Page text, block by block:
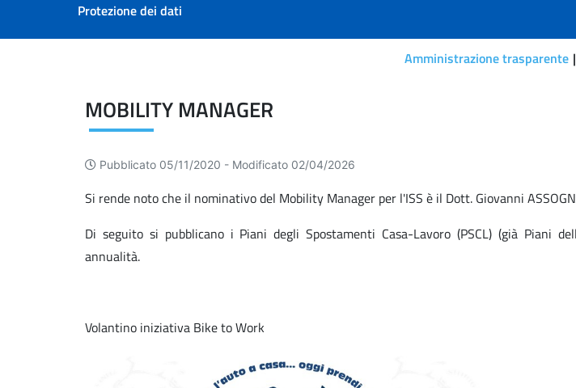
Protezione dei dati
Amministrazione trasparente
Benessere organizzativo
MOBILITY MANAGER
Pubblicato 05/11/2020 - Modificato 02/04/2026
Si rende noto che il nominativo del Mobility Manager per l'ISS è il Dott. Giovanni
Di seguito si pubblicano i Piani degli Spostamenti Casa-Lavoro (PSCL) (già Piani
annualità.
Volantino iniziativa Bike to Work